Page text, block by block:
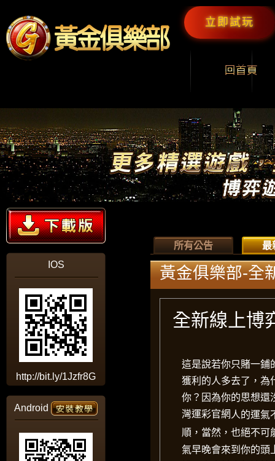
立即試玩
IOS
http://bit.ly/1Jzfr8G
Android
所有公告 最
黃金俱樂部-全
全新線上博
這是說若你只賭一鋪
獲利的人多去了，為
你？因為你的思想還
灣運彩官網人的運氣
順，當然，也絕不可
氣早晚會來到你的頭